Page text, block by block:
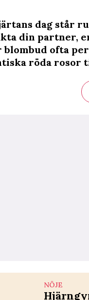
dag står
din partner,
blombud ofta
röda
NÖJE